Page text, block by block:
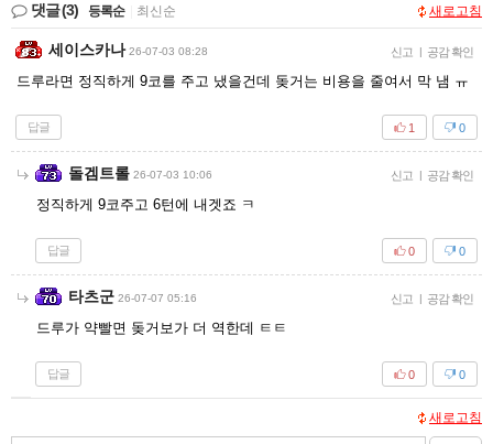
댓글(3) 등록순 최신순 새로고침
세이스카나 26-07-03 08:28 신고 | 공감 확인
드루라면 정직하게 9코를 주고 냈을건데 돚거는 비용을 줄여서 막 냄 ㅠ
답글 0
1
돌겜트롤 26-07-03 10:06 신고 | 공감 확인
정직하게 9코주고 6턴에 내겟죠 ㅋ
답글 0
0
타츠군 26-07-07 05:16 신고 | 공감 확인
드루가 약빨면 돚거보가 더 역한데 ㅌㅌ
답글 0
0
새로고침